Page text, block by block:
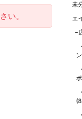
い。
未
エ
ン